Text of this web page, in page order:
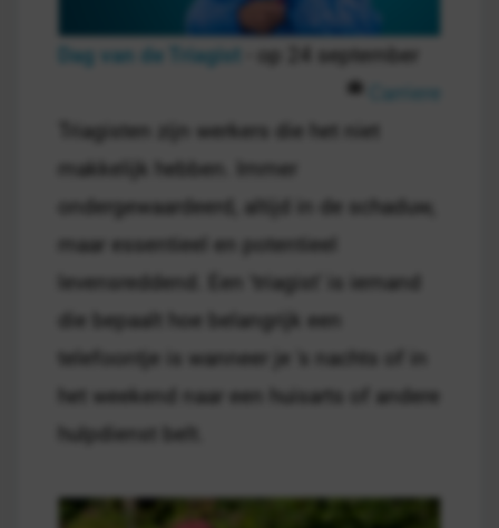
Dag van de Triagist
- op 24 september
Carriere
Triagisten zijn werkers die het niet
makkelijk hebben. Immer
ondergewaardeerd, altijd in de schaduw,
maar essentieel en potentieel
levensreddend. Een 'triagist' is iemand
die bepaalt hoe belangrijk een
telefoontje is wanneer je 's nachts of in
het weekend naar een huisarts of andere
hulpdienst belt.